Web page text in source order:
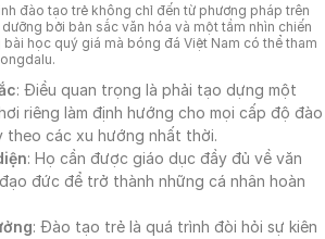
đào tạo trẻ không chỉ đến từ phương pháp trên
bởi bản sắc văn hóa và một tầm nhìn chiến
học quý giá mà bóng đá Việt Nam có thể tham
: Điều quan trọng là phải tạo dựng một
riêng làm định hướng cho mọi cấp độ đào
theo các xu hướng nhất thời.
: Họ cần được giáo dục đầy đủ về văn
đức để trở thành những cá nhân hoàn
: Đào tạo trẻ là quá trình đòi hỏi sự kiên